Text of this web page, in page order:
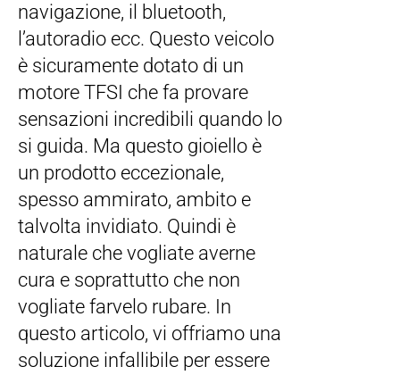
navigazione, il bluetooth,
l’autoradio ecc. Questo veicolo
è sicuramente dotato di un
motore TFSI che fa provare
sensazioni incredibili quando lo
si guida. Ma questo gioiello è
un prodotto eccezionale,
spesso ammirato, ambito e
talvolta invidiato. Quindi è
naturale che vogliate averne
cura e soprattutto che non
vogliate farvelo rubare. In
questo articolo, vi offriamo una
soluzione infallibile per essere